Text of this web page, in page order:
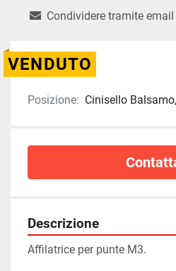
Condividere tramite email
VENDUTO
Posizione: Cinisello
Descrizione
Affilatrice per punte M3.